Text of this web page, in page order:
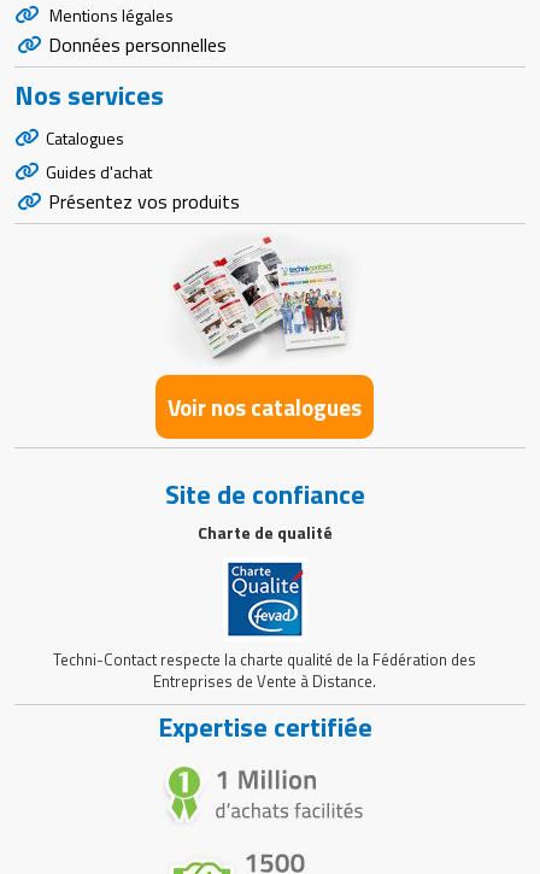
Mentions légales
Données personnelles
Nos services
Catalogues
Guides d'achat
Présentez vos produits
Voir nos catalogues
Site de confiance
Charte de qualité
Techni-Contact respecte la charte qualité de la Fédération des
Entreprises de Vente à Distance.
Expertise certifiée